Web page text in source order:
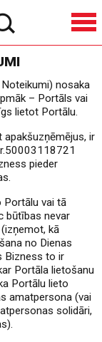
nosaka
– Portāls vai
lietot Portālu.
apakšuzņēmējus, ir
pieder
Portālu vai tā
būtības nevar
kā
no Dienas
Bizness to ir
Portāla lietošanu
Portālu lieto
amatpersona (vai
solidāri,